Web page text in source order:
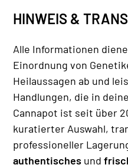
HINWEIS &
Alle Informationen
Einordnung von
Heilaussagen ab und
Handlungen, die in
Cannapot ist seit über
kuratierter Auswahl,
professioneller
authentisches und